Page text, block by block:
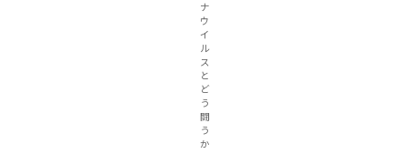
ナ
ウ
イ
ル
ス
と
ど
う
闘
う
か